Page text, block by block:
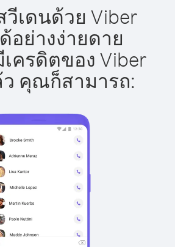
วีเดนด้วย Viber
อย่างง่ายดาย
ครดิตของ Viber
คุณก็สามารถ: